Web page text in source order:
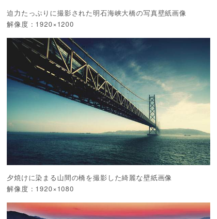
迫力たっぷりに撮影された明石海峡大橋の写真壁紙画像
解像度：1920×1200
夕焼けに染まる山間の橋を撮影した綺麗な壁紙画像
解像度：1920×1080